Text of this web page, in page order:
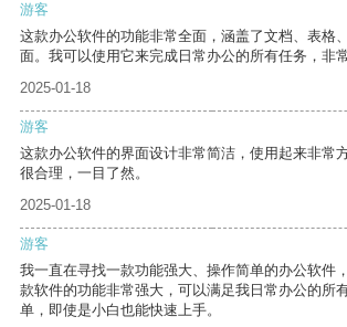
游客
这款办公软件的功能非常全面，涵盖了文档、表格
面。我可以使用它来完成日常办公的所有任务，非常
2025-01-18
游客
这款办公软件的界面设计非常简洁，使用起来非常
很合理，一目了然。
2025-01-18
游客
我一直在寻找一款功能强大、操作简单的办公软件
款软件的功能非常强大，可以满足我日常办公的所
单，即使是小白也能快速上手。